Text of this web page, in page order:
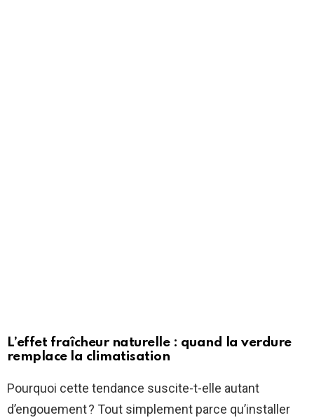
L’effet fraîcheur naturelle : quand la verdure
remplace la climatisation
Pourquoi cette tendance suscite-t-elle autant
d’engouement ? Tout simplement parce qu’installer